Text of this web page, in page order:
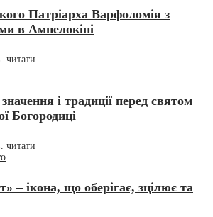
Патріарха Варфоломія з
в Ампелокіпі
читати
і традиції перед святом
Богородиці
читати
– ікона, що оберігає, зцілює та